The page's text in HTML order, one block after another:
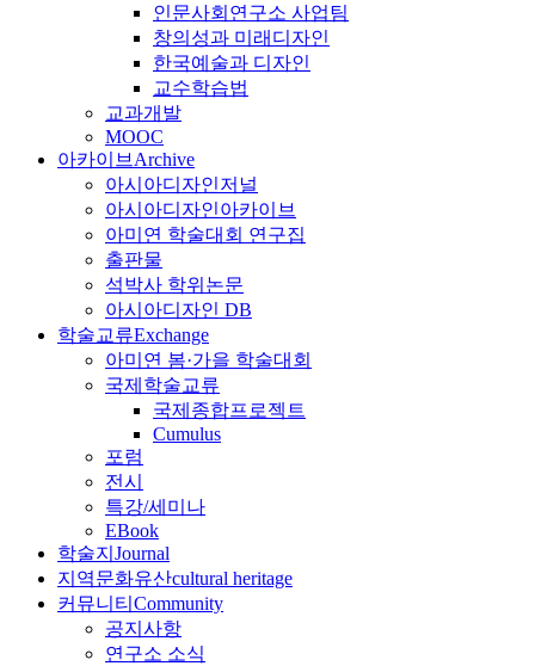
인문사회연구소 사업팀
창의성과 미래디자인
한국예술과 디자인
교수학습법
교과개발
MOOC
아카이브 Archive
아시아디자인저널
아시아디자인아카이브
아미연 학술대회 연구집
출판물
석박사 학위논문
아시아디자인 DB
학술교류Exchange
아미연 봄·가을 학술대회
국제학술교류
국제종합프로젝트
Cumulus
포럼
전시
특강/세미나
EBook
학술지 Journal
지역문화유산cultural heritage
커뮤니티 Community
공지사항
연구소 소식